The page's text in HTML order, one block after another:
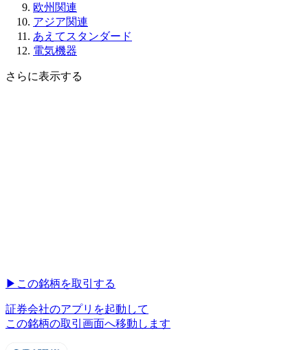
欧州関連
アジア関連
あえてスタンダード
電気機器
さらに表示する
▶︎ この銘柄を取引する
証券会社のアプリを起動して
この銘柄の取引画面へ移動します